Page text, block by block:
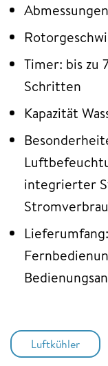
Timer: bis zu
Schritten
Kapazität
integrierter
Luftkühler